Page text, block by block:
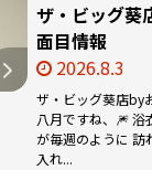
ザ・ビッグ
面目情報
2026.8.3
ザ・ビッグ葵店
八月ですね、🎆 浴
が毎週のように
入れ...